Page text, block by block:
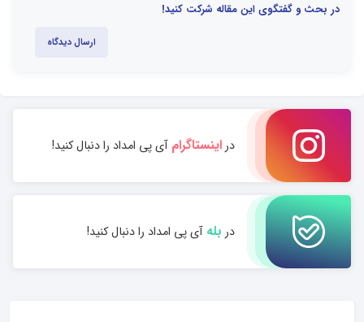
در بحث و گفتگوی این مقاله شرکت کنید!
ارسال دیدگاه
دراینستاگرامآی پی امداد را دنبال کنید!
در بلهآی پی امداد را دنبال کنید!